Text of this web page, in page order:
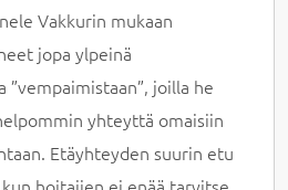
Vakkurin mukaan
jopa ylpeinä
”vempaimistaan”, joilla he
yhteyttä omaisiin
Etäyhteyden suurin etu